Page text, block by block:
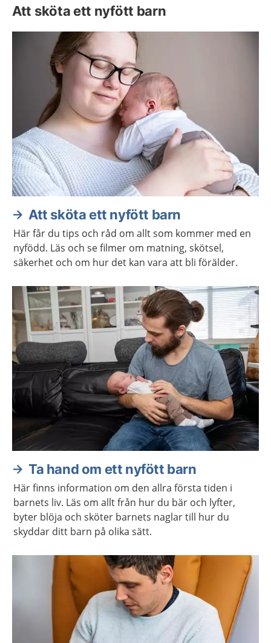
Att sköta ett nyfött barn
Att sköta ett nyfött barn
Här får du tips och råd om allt som kommer med en
nyfödd. Läs och se filmer om matning, skötsel,
säkerhet och om hur det kan vara att bli förälder.
Ta hand om ett nyfött barn
Här finns information om den allra första tiden i
barnets liv. Läs om allt från hur du bär och lyfter,
byter blöja och sköter barnets naglar till hur du
skyddar ditt barn på olika sätt.